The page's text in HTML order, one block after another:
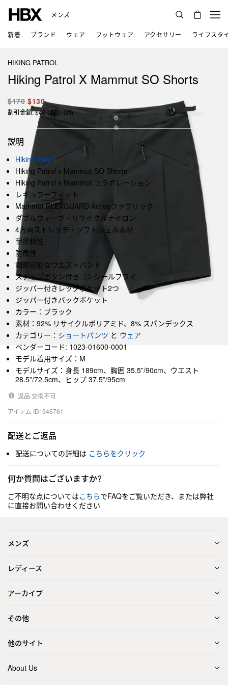
メンズ
新着 ブランド ウェア フットウェア アクセサリー ライフスタ
HIKING PATROL
Hiking Patrol X Mammut SO Shorts
$170 $130
割引金額: $40 (24% Off)
説明
Hiking Patrol
Hiking Patrol x Mammut SO Shorts
Hiking Patrol x Mammut コラボレーション
レギュラーフィット
Mammut FLEXGUARD Activeファブリック
ダブルウィーブ・リサイクルナイロン
4方向ストレッチ・ソフトシェル素材
耐摩耗性
防風性
調節可能なウエストバンド
スナップボタン付きコンシールフライ
ジッパー付きレッグポケット2つ
ジッパー付きバックポケット
カラー：ブラック
素材：92% リサイクルポリアミド、8% スパンデックス
カテゴリー： ショートパンツ と ウェア
ベンダーコード: 1023-01600-0001
モデル着用サイズ：M
モデルサイズ：身長 189cm、胸囲 35.5”/90cm、ウエスト
28.5”/72.5cm、ヒップ 37.5”/95cm
返品·交換不可
アイテム ID: 946761
配送とご返品
配送についての詳細は こちらをクリック
何か質問はございますか?
ご不明な点についてはこちらでFAQをご覧いただき、または弊社
に直接お問い合わせください
メンズ
レディース
アーカイブ
その他
他のサイト
About Us